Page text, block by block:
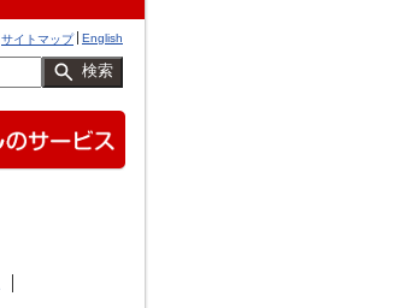
English
サイトマップ
検索